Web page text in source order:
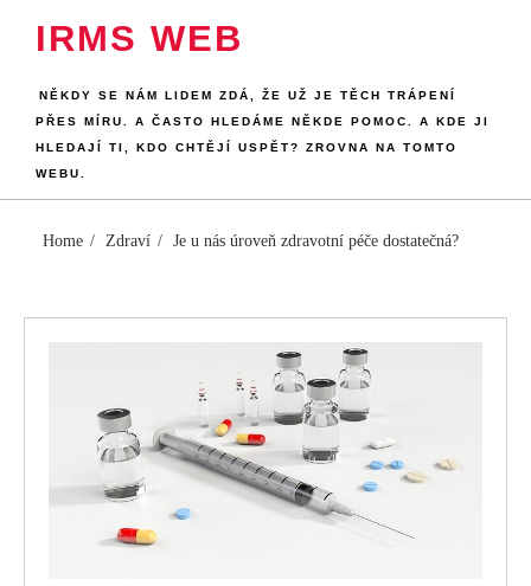
IRMS WEB
NĚKDY SE NÁM LIDEM ZDÁ, ŽE UŽ JE TĚCH TRÁPENÍ
PŘES MÍRU. A ČASTO HLEDÁME NĚKDE POMOC. A KDE JI
HLEDAJÍ TI, KDO CHTĚJÍ USPĚT? ZROVNA NA TOMTO
WEBU.
Home Zdraví Je u nás úroveň zdravotní péče dostatečná?